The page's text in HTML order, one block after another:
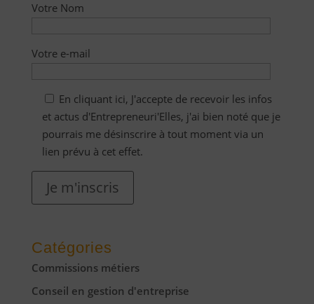
Votre Nom
Votre e-mail
En cliquant ici, J'accepte de recevoir les infos
et actus d'Entrepreneuri'Elles, j'ai bien noté que je
pourrais me désinscrire à tout moment via un
lien prévu à cet effet.
Je m'inscris
Catégories
Commissions métiers
Conseil en gestion d'entreprise